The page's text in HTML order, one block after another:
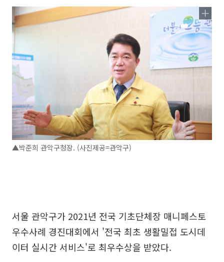
▲박준희 관악구청장. (사진제공=관악구)
서울 관악구가 2021년 전국 기초단체장 매니페스토
우수사례 경진대회에서 '전국 최초 생활밀접 도시데
이터 실시간 서비스'로 최우수상을 받았다.